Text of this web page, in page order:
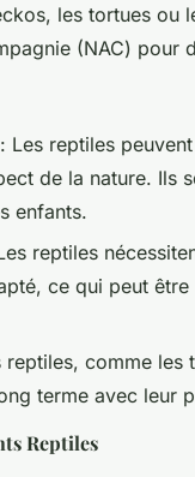
les tortues ou
(NAC) pour
: Les reptiles
de la nature. Ils
enfants.
reptiles
ce qui peut
reptiles, comme les
terme avec leur
Reptiles